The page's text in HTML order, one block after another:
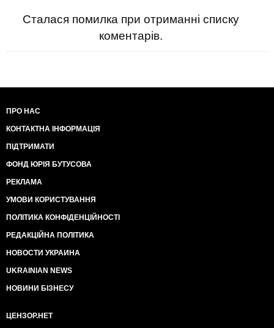
Сталася помилка при отриманні списку
коментарів.
ПРО НАС
КОНТАКТНА ІНФОРМАЦІЯ
ПІДТРИМАТИ
ФОНД ЮРІЯ БУТУСОВА
РЕКЛАМА
УМОВИ КОРИСТУВАННЯ
ПОЛІТИКА КОНФІДЕНЦІЙНОСТІ
РЕДАКЦІЙНА ПОЛІТИКА
НОВОСТИ УКРАИНА
UKRAINIAN NEWS
НОВИНИ БІЗНЕСУ
ЦЕНЗОР.НЕТ